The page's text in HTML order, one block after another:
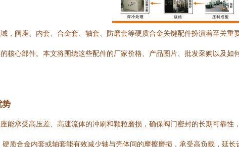
，阀座、内套、合金套、轴套、防磨套等硬质合金关键配件扮演着至关
核心部件。本文将围绕这些配件的厂家价格、产品图片、批发采购以及
势
能承受高压差、高速流体的冲刷和颗粒磨损，确保阀门密封的长期可靠性
硬质合金内套或轴套能有效减少轴与壳体间的摩擦磨损，承受高负载，延长